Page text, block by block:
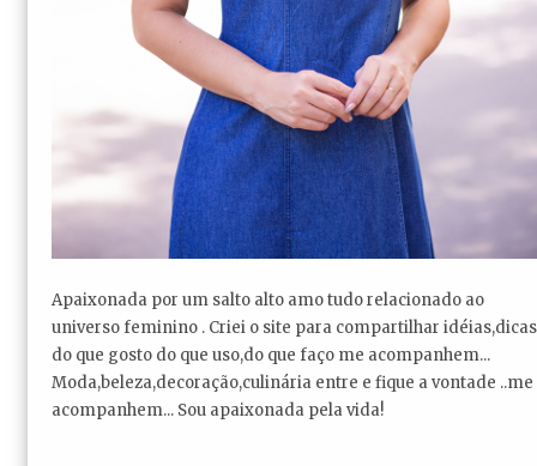
Apaixonada por um salto alto amo tudo relacionado ao
universo feminino . Criei o site para compartilhar idéias,dicas
do que gosto do que uso,do que faço me acompanhem...
Moda,beleza,decoração,culinária entre e fique a vontade ..me
acompanhem... Sou apaixonada pela vida!